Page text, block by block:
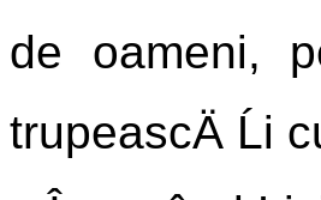
de oameni,
trupeascÄ Ĺi